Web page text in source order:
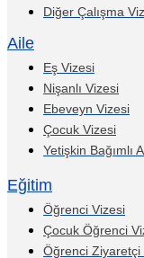
Diğer Çalışma
Aile
Eş Vizesi
Nişanlı Vizesi
Ebeveyn Vizesi
Çocuk Vizesi
Yetişkin Bağımlı
Eğitim
Öğrenci Vizesi
Çocuk Öğrenci
Öğrenci Ziyaretçi